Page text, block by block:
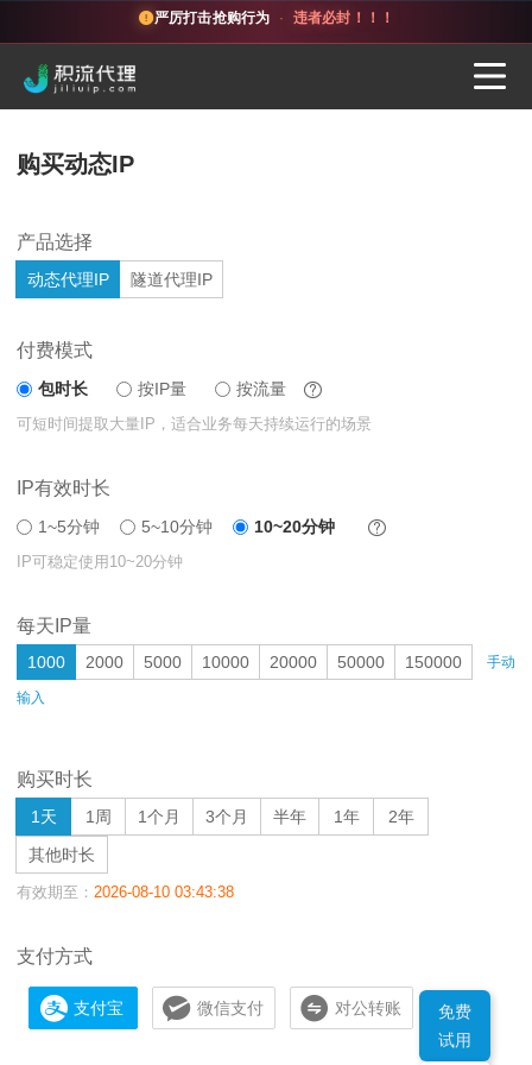
严厉打击抢购行为 · 违者必封！！！
购买动态IP
产品选择
动态代理IP 隧道代理IP
付费模式
包时长 按IP量 按流量
可短时间提取大量IP，适合业务每天持续运行的场景
IP有效时长
1~5分钟 5~10分钟 10~20分钟
IP可稳定使用10~20分钟
每天IP量
1000 2000 5000 10000 20000 50000 150000 手动
输入
购买时长
1天 1周 1个月 3个月 半年 1年
2年
其他时长
有效期至：2026-08-10 03:43:38
支付方式
支付宝 微信支付 对公转账
免费
试用